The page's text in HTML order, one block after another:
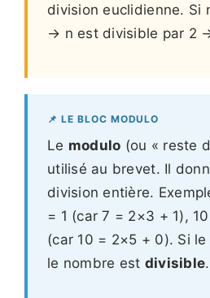
division euclidienne. Si
→ n est divisible par 2
📌 LE BLOC MODULO
Le modulo (ou « reste
utilisé au brevet. Il
division entière.
= 1 (car 7 = 2×3 + 1),
(car 10 = 2×5 + 0). Si
le nombre est divisible.